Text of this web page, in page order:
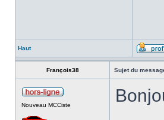
Haut
François38 Sujet du
Nouveau MCCiste